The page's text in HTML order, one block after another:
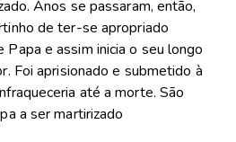
Anos se passaram, então,
de ter-se apropriado
e assim inicia o seu longo
Foi aprisionado e submetido à
até a morte. São
a ser martirizado